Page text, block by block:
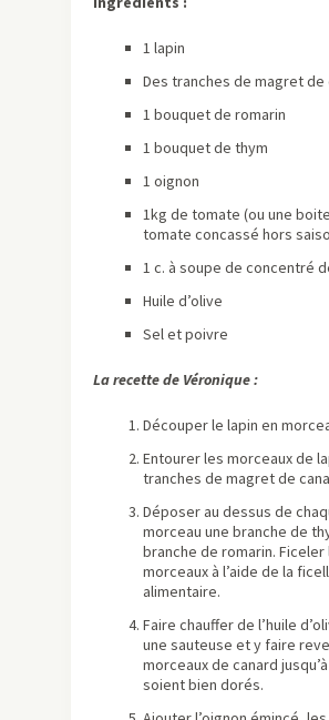
1 lapin
Des tranches de magret de
1 bouquet de romarin
1 bouquet de thym
1 oignon
1kg de tomate (ou une
tomate concassé hors
1 c. à soupe de concentré
Huile d’olive
Sel et poivre
La recette de Véronique :
Découper le lapin en
Entourer les morceaux de
tranches de magret de
Déposer au dessus de
morceau une branche de
branche de romarin. Ficeler
morceaux à l’aide de la
alimentaire.
Faire chauffer de l’huile
une sauteuse et y faire
morceaux de canard
soient bien dorés.